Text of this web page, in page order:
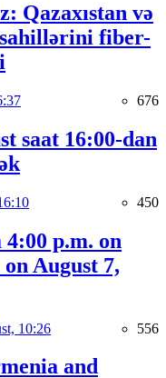
Qazaxıstan və
fiber-
676
saat 16:00-dan
450
p.m. on
August 7,
10:26 556
and